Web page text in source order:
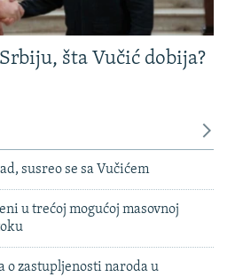
šta Vučić dobija?
susreo se sa Vučićem
u trećoj mogućoj masovnoj
o zastupljenosti naroda u